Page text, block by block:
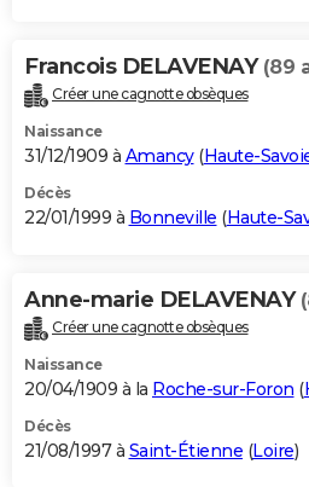
Francois DELAVENAY (89
Créer une cagnotte obsèques
Naissance
31/12/1909 à Amancy(Haute-
Décès
22/01/1999 à Bonneville (Haute-
Anne-marie DELAVENAY
Créer une cagnotte obsèques
Naissance
20/04/1909 à la Roche-sur-Foron (
Décès
21/08/1997 à Saint-Étienne (Loire)